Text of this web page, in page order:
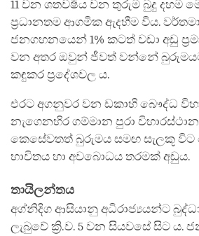
11 වන ශතවර්‍ෂය වන තුරුම බුදු දහම
ප්‍රධානතම ආගමික ඇදහීම විය.
ජනගහනයෙන් 1% කටත් වඩා අඩු
වන අතර ඔවුන් ජීවත් වන්නේ
කඳුකර ප්‍රදේශවල ය.
එරට අගනුවර වන ඩකාහි බෞද්ධ
නැගෙනහිර ගම්මාන පුරා
කෙසේවතත් බුරුමය සමඟ සැලකූ විට
භාවිතය හා අවබොධය තරමක් අඩුය.
තායිලන්තය
අග්නිදිග ආසියානු අධිරාජ්‍යයන්ට
ලැබුවේ ක්‍රි.ව. 5 වන සියවසේ සිට ය.